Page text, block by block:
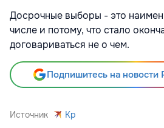
Досрочные выборы - это
числе и потому, что стало
договариваться не о чем.
Подпишитесь на новости
Источник Kp